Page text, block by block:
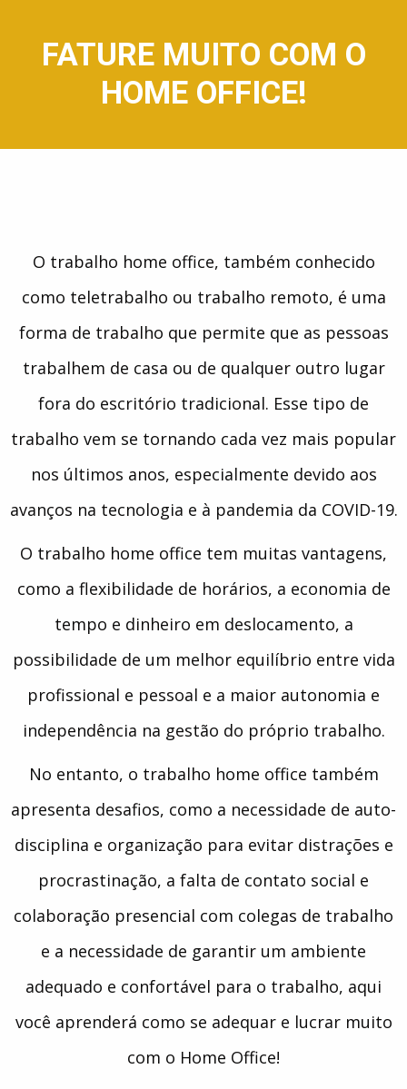
FATURE MUITO COM O
HOME OFFICE!
O trabalho home office, também conhecido
como teletrabalho ou trabalho remoto, é uma
forma de trabalho que permite que as pessoas
trabalhem de casa ou de qualquer outro lugar
fora do escritório tradicional. Esse tipo de
trabalho vem se tornando cada vez mais popular
nos últimos anos, especialmente devido aos
avanços na tecnologia e à pandemia da COVID-19.
O trabalho home office tem muitas vantagens,
como a flexibilidade de horários, a economia de
tempo e dinheiro em deslocamento, a
possibilidade de um melhor equilíbrio entre vida
profissional e pessoal e a maior autonomia e
independência na gestão do próprio trabalho.
No entanto, o trabalho home office também
apresenta desafios, como a necessidade de auto-
disciplina e organização para evitar distrações e
procrastinação, a falta de contato social e
colaboração presencial com colegas de trabalho
e a necessidade de garantir um ambiente
adequado e confortável para o trabalho, aqui
você aprenderá como se adequar e lucrar muito
com o Home Office!